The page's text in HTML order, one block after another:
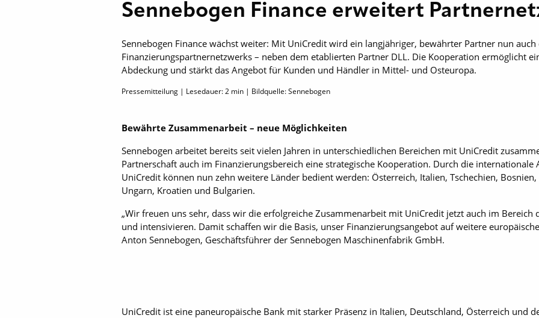
Sennebogen Finance erweitert
Sennebogen Finance wächst weiter: Mit UniCredit wird ein langjähriger, bewährter Partner nun
Finanzierungspartnernetzwerks – neben dem etablierten Partner DLL. Die Kooperation ermöglicht
Abdeckung und stärkt das Angebot für Kunden und Händler in Mittel- und Osteuropa.
Pressemitteilung | Lesedauer:2 min | Bildquelle: Sennebogen
Bewährte Zusammenarbeit – neue Möglichkeiten
Sennebogen arbeitet bereits seit vielen Jahren in unterschiedlichen Bereichen mit UniCredit
Partnerschaft auch im Finanzierungsbereich eine strategische Kooperation. Durch die
UniCredit können nun zehn weitere Länder bedient werden: Österreich, Italien, Tschechien,
Ungarn, Kroatien und Bulgarien.
„Wir freuen uns sehr, dass wir die erfolgreiche Zusammenarbeit mit UniCredit jetzt auch im Bereich
und intensivieren. Damit schaffen wir die Basis, unser Finanzierungsangebot auf weitere
Anton Sennebogen, Geschäftsführer der Sennebogen Maschinenfabrik GmbH.
UniCredit ist eine paneuropäische Bank mit starker Präsenz in Italien, Deutschland, Österreich und